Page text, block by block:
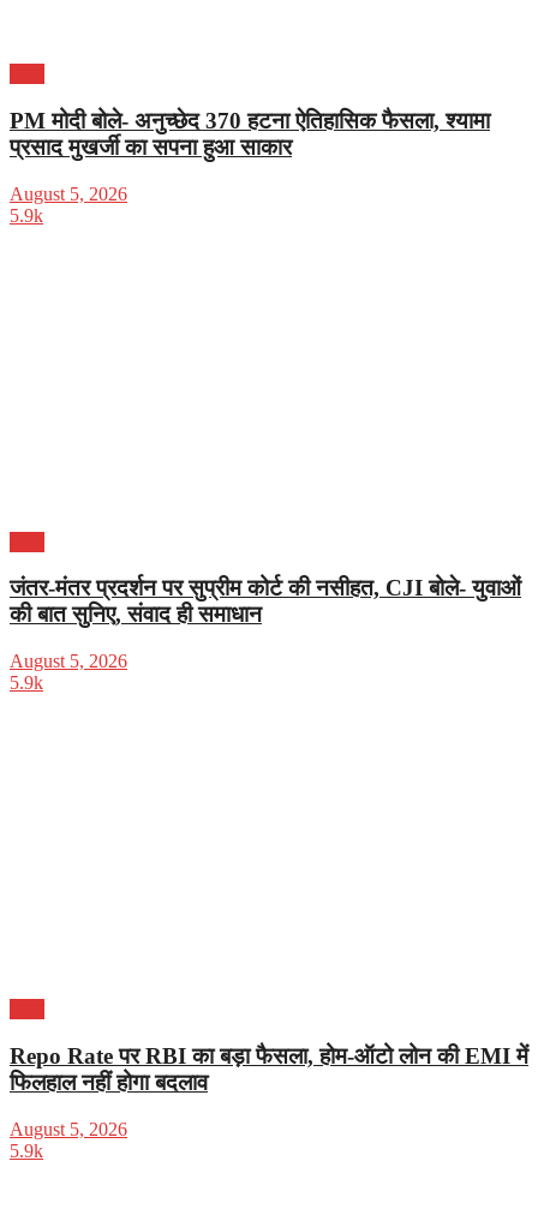
PM मोदी बोले- अनुच्छेद 370 हटना ऐतिहासिक फैसला, श्यामा
प्रसाद मुखर्जी का सपना हुआ साकार
August 5, 2026
5.9k
जंतर-मंतर प्रदर्शन पर सुप्रीम कोर्ट की नसीहत, CJI बोले- युवाओं
की बात सुनिए, संवाद ही समाधान
August 5, 2026
5.9k
Repo Rate पर RBI का बड़ा फैसला, होम-ऑटो लोन की EMI में
फिलहाल नहीं होगा बदलाव
August 5, 2026
5.9k